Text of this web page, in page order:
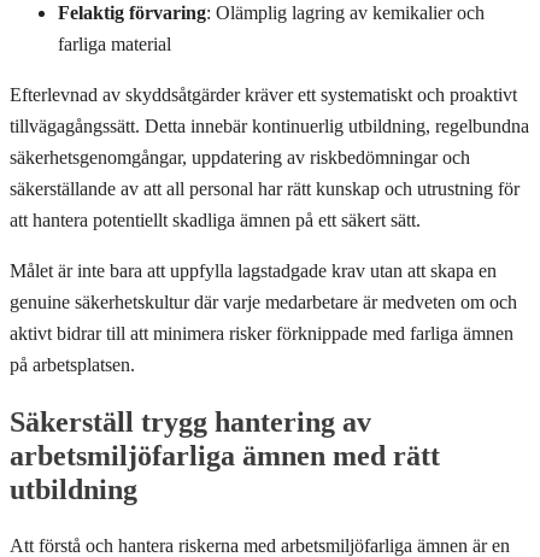
Felaktig förvaring: Olämplig lagring av kemikalier och
farliga material
Efterlevnad av skyddsåtgärder kräver ett systematiskt och proaktivt
tillvägagångssätt. Detta innebär kontinuerlig utbildning, regelbundna
säkerhetsgenomgångar, uppdatering av riskbedömningar och
säkerställande av att all personal har rätt kunskap och utrustning för
att hantera potentiellt skadliga ämnen på ett säkert sätt.
Målet är inte bara att uppfylla lagstadgade krav utan att skapa en
genuine säkerhetskultur där varje medarbetare är medveten om och
aktivt bidrar till att minimera risker förknippade med farliga ämnen
på arbetsplatsen.
Säkerställ trygg hantering av
arbetsmiljöfarliga ämnen med rätt
utbildning
Att förstå och hantera riskerna med arbetsmiljöfarliga ämnen är en